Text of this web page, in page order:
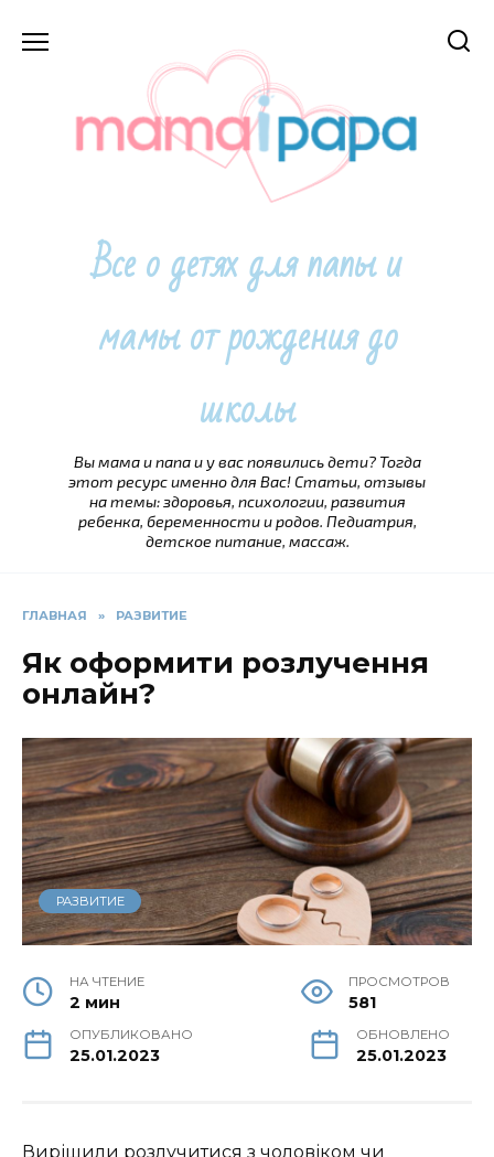
Все о детях для папы и
мамы от рождения до
школы
Вы мама и папа и у вас появились дети? Тогда
этот ресурс именно для Вас! Статьи, отзывы
на темы: здоровья, психологии, развития
ребенка, беременности и родов. Педиатрия,
детское питание, массаж.
ГЛАВНАЯ » РАЗВИТИЕ
Як оформити розлучення
онлайн?
РАЗВИТИЕ
НА ЧТЕНИЕ
2 мин
ПРОСМОТРОВ
581
ОПУБЛИКОВАНО
25.01.2023
ОБНОВЛЕНО
25.01.2023
Вирішили розлучитися з чоловіком чи